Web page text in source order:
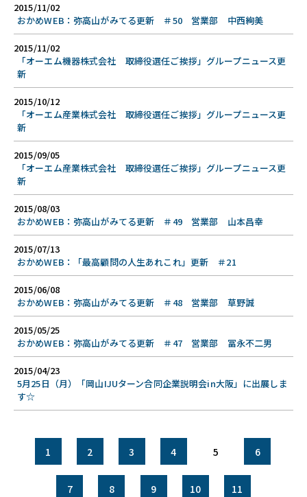
2015/11/02
おかめWEB：弥高山がみてる更新 ＃50 営業部 中西絢美
2015/11/02
「オーエム機器株式会社 取締役選任ご挨拶」グループニュース更
新
2015/10/12
「オーエム産業株式会社 取締役選任ご挨拶」グループニュース更
新
2015/09/05
「オーエム産業株式会社 取締役選任ご挨拶」グループニュース更
新
2015/08/03
おかめWEB：弥高山がみてる更新 ＃49 営業部 山本昌幸
2015/07/13
おかめWEB：「最高顧問の人生あれこれ」更新 ＃21
2015/06/08
おかめWEB：弥高山がみてる更新 ＃48 営業部 草野誠
2015/05/25
おかめWEB：弥高山がみてる更新 ＃47 営業部 冨永不二男
2015/04/23
5月25日（月）「岡山IJUターン合同企業説明会in大阪」に出展しま
す☆
1 2 3 4 5 6
7 8 9 10 11